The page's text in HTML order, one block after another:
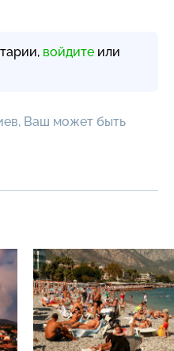
войдите или
Ваш может быть